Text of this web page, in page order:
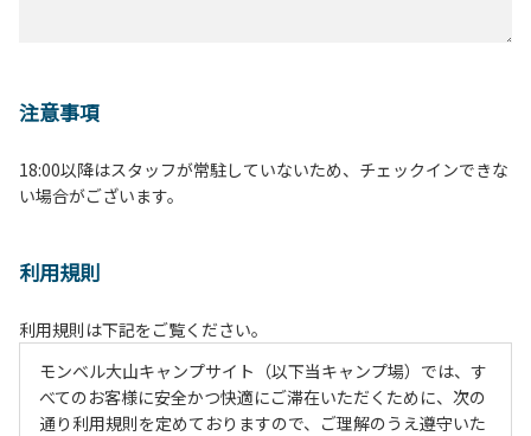
注意事項
18:00以降はスタッフが常駐していないため、チェックインできな
い場合がございます。
利用規則
利用規則は下記をご覧ください。
モンベル大山キャンプサイト（以下当キャンプ場）では、す
べてのお客様に安全かつ快適にご滞在いただくために、次の
通り利用規則を定めておりますので、ご理解のうえ遵守いた